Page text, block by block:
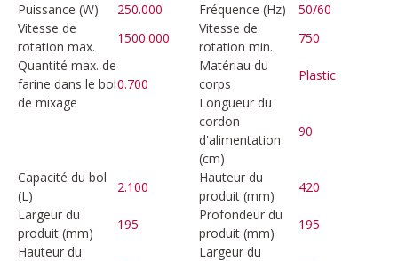
Puissance (W)
250.000 Fréquence (Hz)
50/60
Vitesse de
rotation max.
1500.000
Vitesse de
rotation min.
750
Quantité max. de
farine dans le bol
de mixage
0.700
Matériau du
corps
Plastic
Longueur du
cordon
d'alimentation
(cm)
90
Capacité du bol
(L)
2.100
Hauteur du
produit (mm)
420
Largeur du
produit (mm)
195
Profondeur du
produit (mm)
195
Hauteur du
Largeur du